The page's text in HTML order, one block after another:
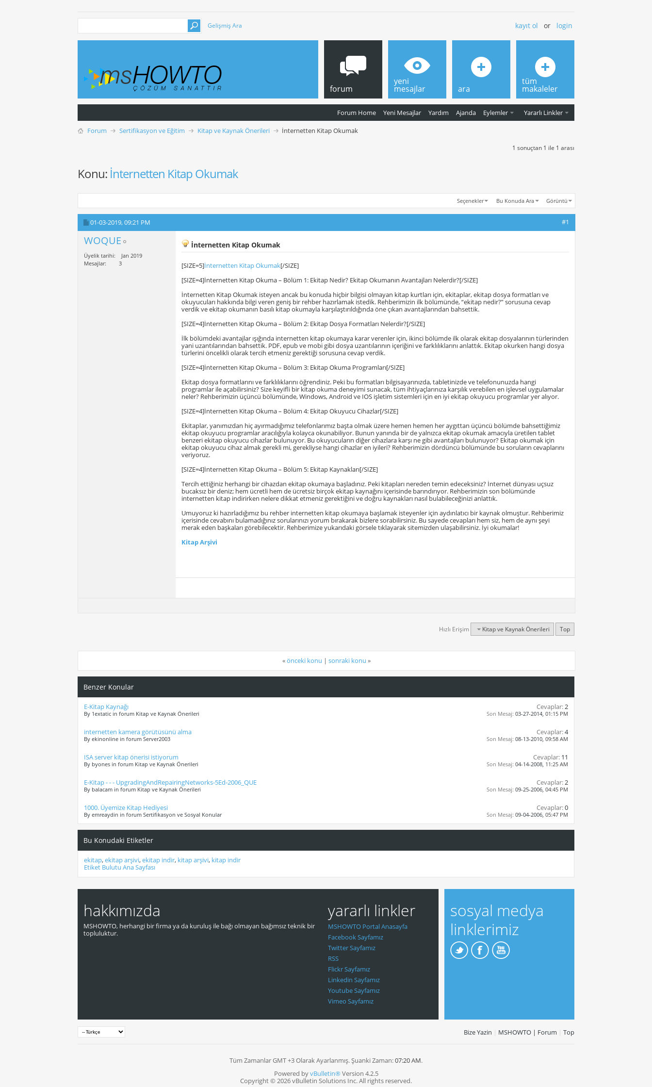
Gelişmiş Ara kayıt ol or login
forum
Forum Home Yeni Mesajlar Yardım Ajanda Eylemler Yararlı Linkler
yeni
mesajlar ara
tüm
makaleler
Forum Sertifikasyon ve Eğitim Kitap ve Kaynak Önerileri İnternetten Kitap Okumak
1 sonuçtan 1 ile 1 arası
Konu: İnternetten Kitap Okumak
Seçenekler Bu Konuda Ara Görüntü
01-03-2019,09:21 PM #1
WOQUE
Üyelik tarihi
Jan 2019
Mesajlar
3
İnternetten Kitap Okumak
[SIZE=5]İnternetten Kitap Okumak[/SIZE]
[SIZE=4]İnternetten Kitap Okuma – Bölüm 1: Ekitap Nedir? Ekitap Okumanın Avantajları Nelerdir?[/SIZE]
İnternetten Kitap Okumak isteyen ancak bu konuda hiçbir bilgisi olmayan kitap kurtları için, ekitaplar, ekitap dosya formatları ve
okuyucuları hakkında bilgi veren geniş bir rehber hazırlamak istedik. Rehberimizin ilk bölümünde, “ekitap nedir?” sorusuna cevap
verdik ve ekitap okumanın basılı kitap okumayla karşılaştırıldığında öne çıkan avantajlarından bahsettik.
[SIZE=4]İnternetten Kitap Okuma – Bölüm 2: Ekitap Dosya Formatları Nelerdir?[/SIZE]
İlk bölümdeki avantajlar ışığında internetten kitap okumaya karar verenler için, ikinci bölümde ilk olarak ekitap dosyalarının türlerinden
yani uzantılarından bahsettik. PDF, epub ve mobi gibi dosya uzantılarının içeriğini ve farklılıklarını anlattık. Ekitap okurken hangi dosya
türlerini öncelikli olarak tercih etmeniz gerektiği sorusuna cevap verdik.
[SIZE=4]İnternetten Kitap Okuma – Bölüm 3: Ekitap Okuma Programları[/SIZE]
Ekitap dosya formatlarını ve farklılıklarını öğrendiniz. Peki bu formatları bilgisayarınızda, tabletinizde ve telefonunuzda hangi
programlar ile açabilirsiniz? Size keyifli bir kitap okuma deneyimi sunacak, tüm ihtiyaçlarınıza karşılık verebilen en işlevsel uygulamalar
neler? Rehberimizin üçüncü bölümünde, Windows, Android ve IOS işletim sistemleri için en iyi ekitap okuyucu programlar yer alıyor.
[SIZE=4]İnternetten Kitap Okuma – Bölüm 4: Ekitap Okuyucu Cihazlar[/SIZE]
Ekitaplar, yanımızdan hiç ayırmadığımız telefonlarımız başta olmak üzere hemen hemen her aygıttan üçüncü bölümde bahsettiğimiz
ekitap okuyucu programlar aracılığıyla kolayca okunabiliyor. Bunun yanında bir de yalnızca ekitap okumak amacıyla üretilen tablet
benzeri ekitap okuyucu cihazlar bulunuyor. Bu okuyucuların diğer cihazlara karşı ne gibi avantajları bulunuyor? Ekitap okumak için
ekitap okuyucu cihaz almak gerekli mi, gerekliyse hangi cihazlar en iyileri? Rehberimizin dördüncü bölümünde bu soruların cevaplarını
veriyoruz.
[SIZE=4]İnternetten Kitap Okuma – Bölüm 5: Ekitap Kaynakları[/SIZE]
Tercih ettiğiniz herhangi bir cihazdan ekitap okumaya başladınız. Peki kitapları nereden temin edeceksiniz? İnternet dünyası uçsuz
bucaksız bir deniz; hem ücretli hem de ücretsiz birçok ekitap kaynağını içerisinde barındırıyor. Rehberimizin son bölümünde
internetten kitap indirirken nelere dikkat etmeniz gerektiğini ve doğru kaynakları nasıl bulabileceğinizi anlattık.
Umuyoruz ki hazırladığımız bu rehber internetten kitap okumaya başlamak isteyenler için aydınlatıcı bir kaynak olmuştur. Rehberimiz
içerisinde cevabını bulamadığınız sorularınızı yorum bırakarak bizlere sorabilirsiniz. Bu sayede cevapları hem siz, hem de aynı şeyi
merak eden başkaları görebilecektir. Rehberimize yukarıdaki görsele tıklayarak sitemizden ulaşabilirsiniz. İyi okumalar!
Kitap Arşivi
Hızlı Erişim Kitap ve Kaynak Önerileri Top
«önceki konu | sonraki konu »
Benzer Konular
E-Kitap Kaynağı
By 1extatic in forum Kitap ve Kaynak Önerileri
Cevaplar:2
Son Mesaj: 03-27-2014, 01:15 PM
internetten kamera görütüsünü alma
By ekinonline in forum Server2003
Cevaplar:4
Son Mesaj: 08-13-2010, 09:58 AM
ISA server kitap önerisi istiyorum
By byones in forum Kitap ve Kaynak Önerileri
Cevaplar: 11
Son Mesaj: 04-14-2008, 11:25 AM
E-Kitap - - - UpgradingAndRepairingNetworks-5Ed-2006_QUE
By balacam in forum Kitap ve Kaynak Önerileri
Cevaplar:2
Son Mesaj: 09-25-2006, 04:45 PM
1000. Üyemize Kitap Hediyesi
By emreaydin in forum Sertifikasyon ve Sosyal Konular
Cevaplar:0
Son Mesaj: 09-04-2006, 05:47 PM
Bu Konudaki Etiketler
ekitap,ekitap arşivi,ekitap indir, kitap arşivi, kitap indir
Etiket Bulutu Ana Sayfası
hakkımızda
MSHOWTO, herhangi bir firma ya da kuruluş ile bağı olmayan bağımsız teknik bir
topluluktur.
yararlı linkler
MSHOWTO Portal Anasayfa
Facebook Sayfamız
Twitter Sayfamız
RSS
Flickr Sayfamız
Linkedin Sayfamız
Youtube Sayfamız
Vimeo Sayfamız
sosyal medya
linklerimiz
Bize Yazin | MSHOWTO | Forum | Top
Tüm Zamanlar GMT +3 Olarak Ayarlanmış. Şuanki Zaman:07:20 AM.
Powered byvBulletin®Version 4.2.5
Copyright © 2026 vBulletin Solutions Inc. All rights reserved.